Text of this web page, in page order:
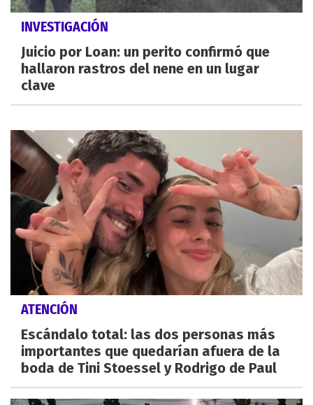
INVESTIGACIÓN
Juicio por Loan: un perito confirmó que
hallaron rastros del nene en un lugar
clave
ATENCIÓN
Escándalo total: las dos personas más
importantes que quedarían afuera de la
boda de Tini Stoessel y Rodrigo de Paul